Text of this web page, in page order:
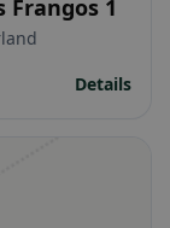
Frangos 1
Details